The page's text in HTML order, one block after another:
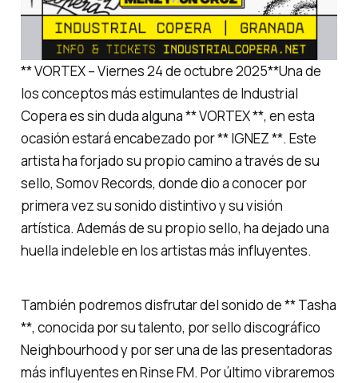
** VORTEX – Viernes 24 de octubre 2025**Una de
los conceptos más estimulantes de Industrial
Copera es sin duda alguna ** VORTEX **, en esta
ocasión estará encabezado por ** IGNEZ **. Este
artista ha forjado su propio camino a través de su
sello, Somov Records, donde dio a conocer por
primera vez su sonido distintivo y su visión
artística. Además de su propio sello, ha dejado una
huella indeleble en los artistas más influyentes.
También podremos disfrutar del sonido de ** Tasha
**, conocida por su talento, por sello discográfico
Neighbourhood y por ser una de las presentadoras
más influyentes en Rinse FM. Por último vibraremos